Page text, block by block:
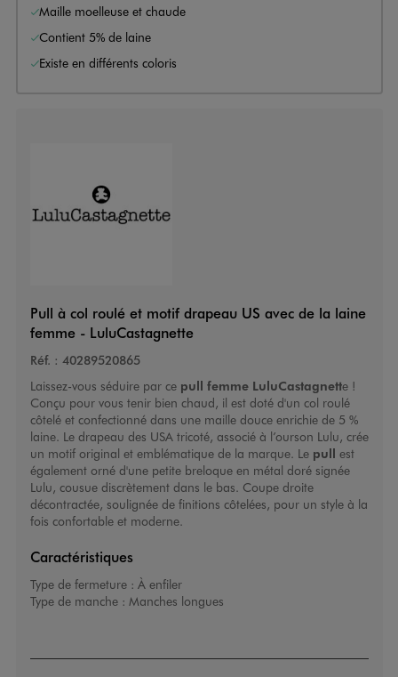
Maille moelleuse et chaude
Contient 5% de laine
Existe en différents coloris
Pull à col roulé et motif drapeau US avec de la laine
femme - LuluCastagnette
Réf. : 40289520865
Laissez-vous séduire par ce pull femme LuluCastagnette!
Conçu pour vous tenir bien chaud, il est doté d'un col roulé
côtelé et confectionné dans une maille douce enrichie de 5 %
laine. Le drapeau des USA tricoté, associé à l’ourson Lulu, crée
un motif original et emblématique de la marque. Le pull est
également orné d'une petite breloque en métal doré signée
Lulu, cousue discrètement dans le bas. Coupe droite
décontractée, soulignée de finitions côtelées, pour un style à la
fois confortable et moderne.
Caractéristiques
Type de fermeture : À enfiler
Type de manche : Manches longues